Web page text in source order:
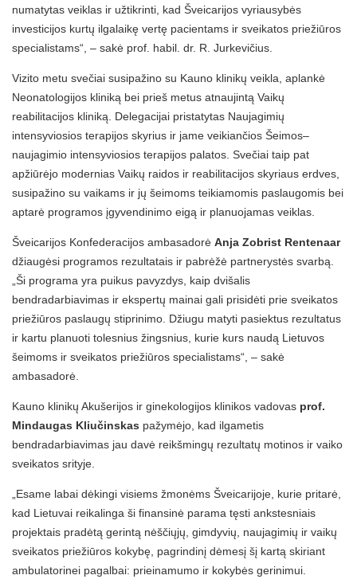
numatytas veiklas ir užtikrinti, kad Šveicarijos vyriausybės
investicijos kurtų ilgalaikę vertę pacientams ir sveikatos priežiūros
specialistams“, – sakė prof. habil. dr. R. Jurkevičius.
Vizito metu svečiai susipažino su Kauno klinikų veikla, aplankė
Neonatologijos kliniką bei prieš metus atnaujintą Vaikų
reabilitacijos kliniką. Delegacijai pristatytas Naujagimių
intensyviosios terapijos skyrius ir jame veikiančios Šeimos–
naujagimio intensyviosios terapijos palatos. Svečiai taip pat
apžiūrėjo modernias Vaikų raidos ir reabilitacijos skyriaus erdves,
susipažino su vaikams ir jų šeimoms teikiamomis paslaugomis bei
aptarė programos įgyvendinimo eigą ir planuojamas veiklas.
Šveicarijos Konfederacijos ambasadorė Anja Zobrist Rentenaar
džiaugėsi programos rezultatais ir pabrėžė partnerystės svarbą.
„Ši programa yra puikus pavyzdys, kaip dvišalis
bendradarbiavimas ir ekspertų mainai gali prisidėti prie sveikatos
priežiūros paslaugų stiprinimo. Džiugu matyti pasiektus rezultatus
ir kartu planuoti tolesnius žingsnius, kurie kurs naudą Lietuvos
šeimoms ir sveikatos priežiūros specialistams“, – sakė
ambasadorė.
Kauno klinikų Akušerijos ir ginekologijos klinikos vadovas prof.
Mindaugas Kliučinskas pažymėjo, kad ilgametis
bendradarbiavimas jau davė reikšmingų rezultatų motinos ir vaiko
sveikatos srityje.
„Esame labai dėkingi visiems žmonėms Šveicarijoje, kurie pritarė,
kad Lietuvai reikalinga ši finansinė parama tęsti ankstesniais
projektais pradėtą gerintą nėščiųjų, gimdyvių, naujagimių ir vaikų
sveikatos priežiūros kokybę, pagrindinį dėmesį šį kartą skiriant
ambulatorinei pagalbai: prieinamumo ir kokybės gerinimui.